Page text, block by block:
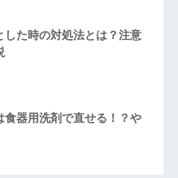
した時の対処法とは？注意
食器用洗剤で直せる！？や